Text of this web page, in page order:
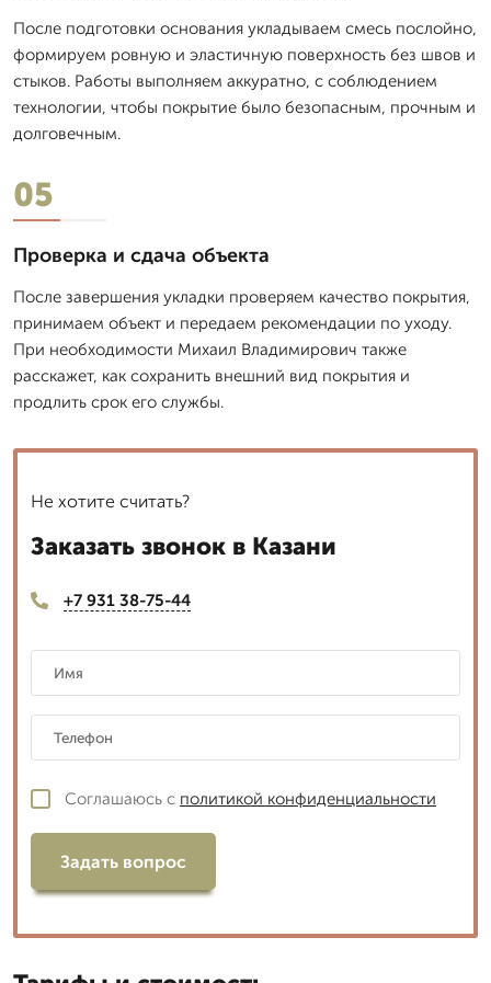
После подготовки основания укладываем смесь послойно,
формируем ровную и эластичную поверхность без швов и
стыков. Работы выполняем аккуратно, с соблюдением
технологии, чтобы покрытие было безопасным, прочным и
долговечным.
05
Проверка и сдача объекта
После завершения укладки проверяем качество покрытия,
принимаем объект и передаем рекомендации по уходу.
При необходимости Михаил Владимирович также
расскажет, как сохранить внешний вид покрытия и
продлить срок его службы.
Не хотите считать?
Заказать звонок в Казани
+7 931 38-75-44
Соглашаюсь с политикой конфиденциальности
Задать вопрос